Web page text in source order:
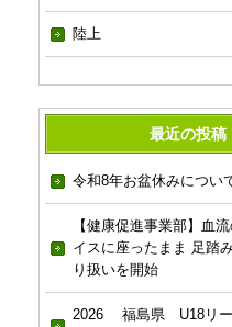
陸上
最近の投稿
令和8年お盆休みについ
【健康促進事業部】血
イスに座ったまま 足踏
り扱いを開始
2026 福島県 U18リ